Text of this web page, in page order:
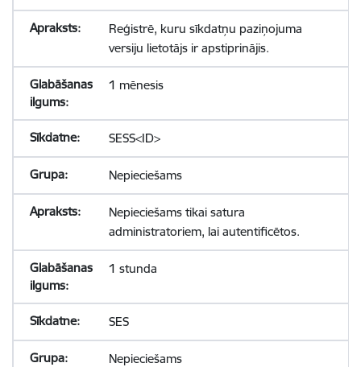
Reģistrē, kuru sīkdatņu paziņojuma
versiju lietotājs ir apstiprinājis.
1 mēnesis
SESS<ID>
Nepieciešams
Nepieciešams tikai satura
administratoriem, lai autentificētos.
1 stunda
SES
Nepieciešams